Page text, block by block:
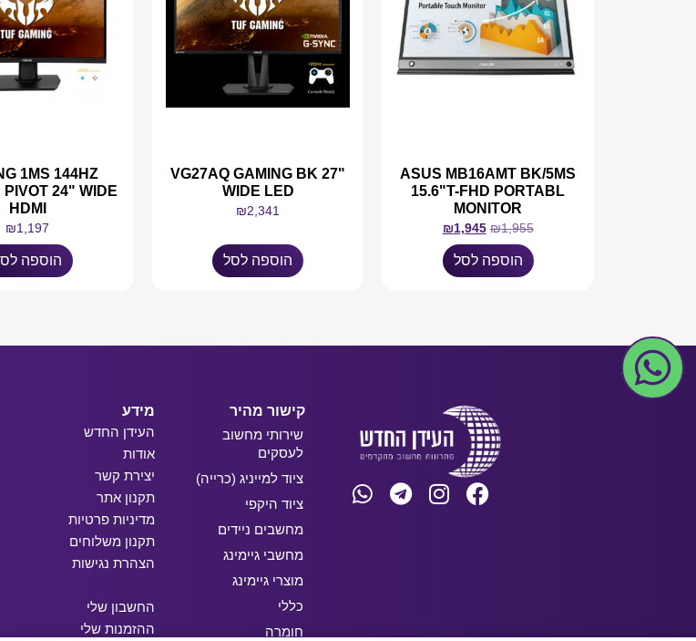
ASUS MB16AMT BK/5MS
15.6"T-FHD PORTABL
MONITOR
₪1,955
₪1,945
הוספה לסל
VG27AQ GAMING BK 27"
WIDE LED
₪2,341
הוספה לסל
1MS 144HZ
PIVOT 24" WIDE
HDMI
₪1,197
הוספה
קישור מהיר
שירותי מחשוב
לעסקים
ציוד למייניג (כרייה)
ציוד היקפי
מחשבים ניידים
מחשבי גיימינג
מוצרי גיימינג
כללי
חומרה
מידע
העידן החדש
אודות
יצירת קשר
תקנון אתר
מדיניות פרטיות
תקנון משלוחים
הצהרת נגישות
החשבון שלי
ההזמנות שלי